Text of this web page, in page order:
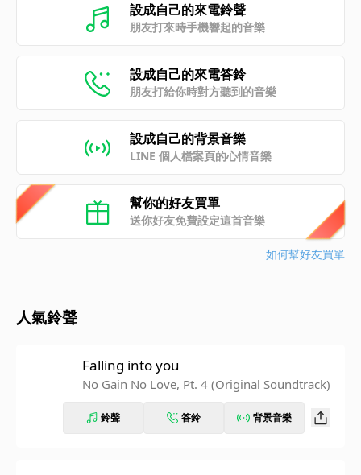
設成自己的來電鈴聲
朋友打來時手機響起的音樂
設成自己的來電答鈴
朋友打給你時對方聽到的音樂
設成自己的背景音樂
LINE 個人檔案頁的心情音樂
幫你的好友買單
送你好友免費設定這首音樂
如何幫好友買單
人氣鈴聲
Falling into you
No Gain No Love, Pt. 4 (Original Soundtrack)
鈴聲 答鈴 背景音樂